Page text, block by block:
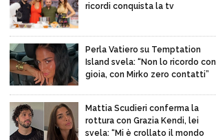
ricordi conquista la tv
Perla Vatiero su Temptation
Island svela: “Non lo ricordo con
gioia, con Mirko zero contatti”
Mattia Scudieri conferma la
rottura con Grazia Kendi, lei
svela: “Mi è crollato il mondo